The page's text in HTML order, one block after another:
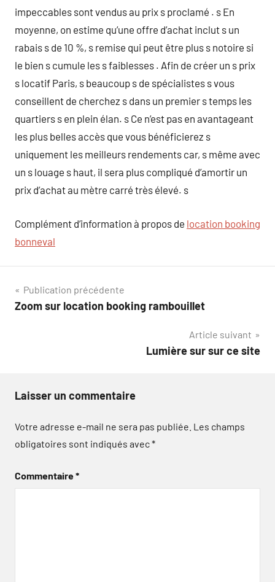
impeccables sont vendus au prix s proclamé . s En
moyenne, on estime qu’une offre d’achat inclut s un
rabais s de 10 %, s remise qui peut être plus s notoire si
le bien s cumule les s faiblesses . Afin de créer un s prix
s locatif Paris, s beaucoup s de spécialistes s vous
conseillent de cherchez s dans un premier s temps les
quartiers s en plein élan. s Ce n’est pas en avantageant
les plus belles accès que vous bénéficierez s
uniquement les meilleurs rendements car, s même avec
un s louage s haut, il sera plus compliqué d’amortir un
prix d’achat au mètre carré très élevé. s
Complément d’information à propos de location booking
bonneval
Navigation
de
Publication précédente
Zoom sur location booking rambouillet
Article suivant
Lumière sur sur ce site
Laisser un commentaire
Votre adresse e-mail ne sera pas publiée. Les champs
obligatoires sont indiqués avec*
Commentaire*